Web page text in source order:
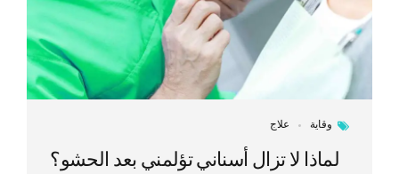
وقاية علاج
لماذا لا تزال أسناني تؤلمني بعد الحشو؟